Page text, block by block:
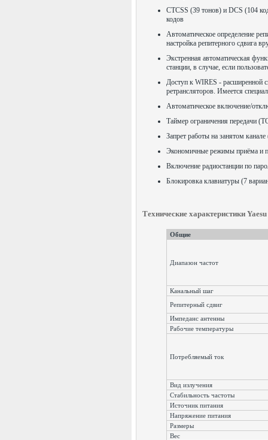
CTCSS (39 тонов) и DCS (104
кодов
Автоматическое определение
настройка репитерного сдвига
Экстренная автоматическая
станции, в случае, если
Доступ к WIRES - расширенной
ретрансляторов. Имеется
Автоматическое включение/
Таймер ограничения передачи
Запрет работы на занятом
Экономичные режимы приёма и
Включение радиостанции по
Блокировка клавиатуры (7
Технические характеристики
Общие
Диапазон частот
Канальный шаг
Репитерный сдвиг
Импеданс антенны
Рабочие температуры
Потребляемый ток
Вид излучения
Стабильность частоты
Источник питания
Напряжение питания
Размеры
Вес